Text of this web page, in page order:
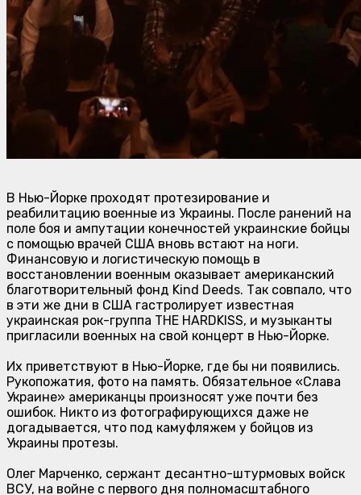
В Нью-Йорке проходят протезирование и
реабилитацию военные из Украины. После ранений на
поле боя и ампутации конечностей украинские бойцы
с помощью врачей США вновь встают на ноги.
Финансовую и логистическую помощь в
восстановлении военным оказывает американский
благотворительный фонд Kind Deeds. Так совпало, что
в эти же дни в США гастролирует известная
украинская рок-группа THE HARDKISS, и музыканты
пригласили военных на свой концерт в Нью-Йорке.
Их приветствуют в Нью-Йорке, где бы ни появились.
Рукопожатия, фото на память. Обязательное «Слава
Украине» американцы произносят уже почти без
ошибок. Никто из фотографирующихся даже не
догадывается, что под камуфляжем у бойцов из
Украины протезы.
Олег Марченко, сержант десантно-штурмовых войск
ВСУ, на войне с первого дня полномасштабного